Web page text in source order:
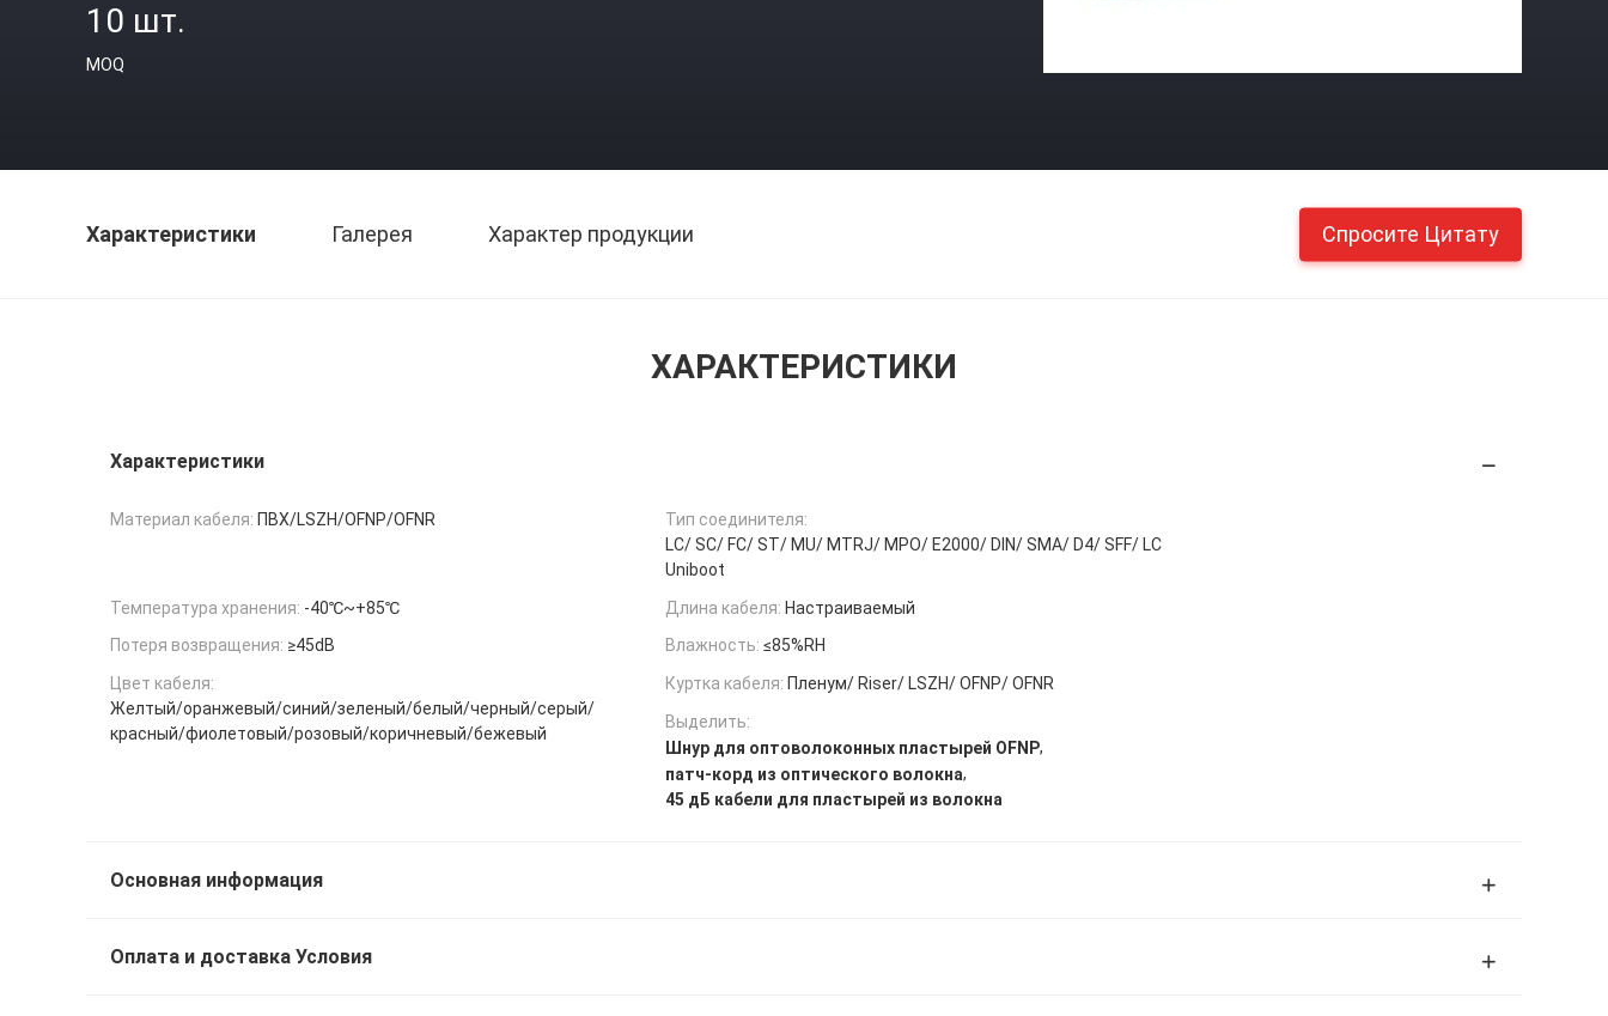
10 шт.
MOQ
Характеристики Галерея Характер продукции Спросите Цитату
ХАРАКТЕРИСТИКИ
Характеристики
Материал кабеля: ПВХ/LSZH/OFNP/OFNR
Тип соединителя:
LC/ SC/ FC/ ST/ MU/ MTRJ/ MPO/ E2000/ DIN/ SMA/ D4/ SFF/ LC
Uniboot
Температура хранения: -40℃~+85℃ Длина кабеля: Настраиваемый
Потеря возвращения: ≥45dB Влажность: ≤85%RH
Цвет кабеля:
Желтый/оранжевый/синий/зеленый/белый/черный/серый/
красный/фиолетовый/розовый/коричневый/бежевый
Куртка кабеля: Пленум/ Riser/ LSZH/ OFNP/ OFNR
Выделить:
Шнур для оптоволоконных пластырей OFNP,
патч-корд из оптического волокна,
45 дБ кабели для пластырей из волокна
Основная информация
Оплата и доставка Условия